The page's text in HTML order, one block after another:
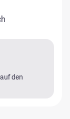
den